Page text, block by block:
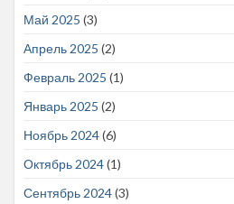
Май 2025 (3)
Апрель 2025 (2)
Февраль 2025 (1)
Январь 2025 (2)
Ноябрь 2024(6)
Октябрь 2024(1)
Сентябрь 2024(3)